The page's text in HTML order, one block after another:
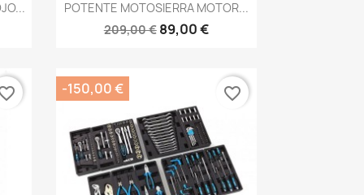
Vista rápida
POTENTE MOTOSIERRA MOTOR...
209,00 € 89,00 €
-150,00 € favorite_border